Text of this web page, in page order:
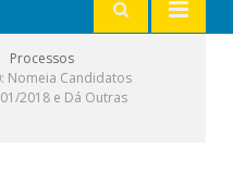
Processos
Nomeia Candidatos
2018 e Dá Outras